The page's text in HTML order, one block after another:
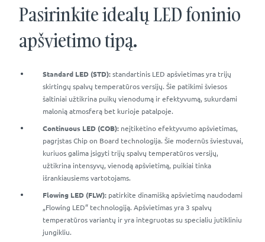
Pasirinkite idealų LED foninio
apšvietimo tipą.
Standard LED (STD): standartinis LED apšvietimas yra trijų
skirtingų spalvų temperatūros versijų. Šie patikimi šviesos
šaltiniai užtikrina puikų vienodumą ir efektyvumą, sukurdami
malonią atmosferą bet kurioje patalpoje.
Continuous LED (COB): neįtikėtino efektyvumo apšvietimas,
pagrįstas Chip on Board technologija. Šie modernūs šviestuvai,
kuriuos galima įsigyti trijų spalvų temperatūros versijų,
užtikrina intensyvų, vienodą apšvietimą, puikiai tinka
išrankiausiems vartotojams.
Flowing LED (FLW): patirkite dinamišką apšvietimą naudodami
„Flowing LED“ technologiją. Apšvietimas yra 3 spalvų
temperatūros variantų ir yra integruotas su specialiu jutikliniu
jungikliu.